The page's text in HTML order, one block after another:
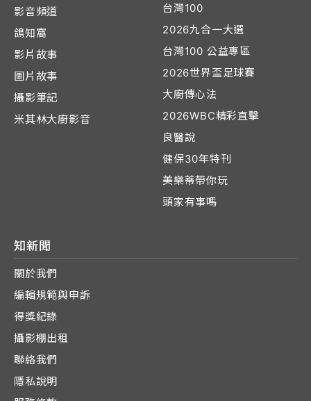
影音頻道
鴿知窩
影片故事
圖片故事
攝影筆記
米其林大廚影音
台灣100
2026九合一大選
台灣100 公益專區
2026世界盃足球賽
大廚傳心法
2026WBC精彩直擊
良醫說
健保30年特刊
美樂蒂帶你玩
頭家有事嗎
知新聞
關於我們
編輯規範與申訴
得獎紀錄
攝影棚出租
聯絡我們
隱私說明